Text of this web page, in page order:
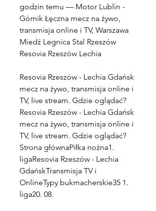
godzin temu — Motor Lublin -
Górnik Łęczna mecz na żywo,
transmisja online i TV, Warszawa
Miedź Legnica Stal Rzeszów
Resovia Rzeszów Lechia
Resovia Rzeszów - Lechia Gdańsk
mecz na żywo, transmisja online i
TV, live stream. Gdzie oglądać?
﻿Resovia Rzeszów - Lechia Gdańsk
mecz na żywo, transmisja online i
TV, live stream. Gdzie oglądać?
Strona głównaPiłka nożna1.
ligaResovia Rzeszów - Lechia
GdańskTransmisja TV i
OnlineTypy bukmacherskie35 1.
liga20. 08.